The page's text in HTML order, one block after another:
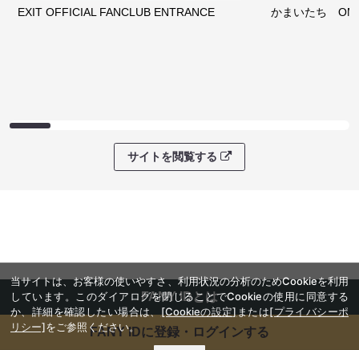
EXIT OFFICIAL FANCLUB ENTRANCE かまいたち
サイトを閲覧する
FANY IDとは
FANY IDに登録・ログインする
当サイトは、お客様の使いやすさ、利用状況の分析のためCookieを利用
しています。このダイアログを閉じることでCookieの使用に同意する
か、詳細を確認したい場合は、 [Cookieの設定] または[プライバシーポ
リシー]をご参照ください。